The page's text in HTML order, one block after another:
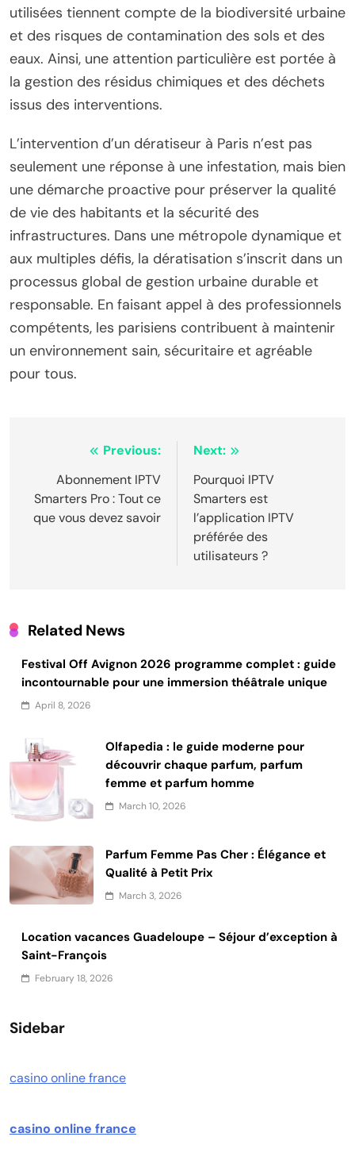
utilisées tiennent compte de la biodiversité urbaine
et des risques de contamination des sols et des
eaux. Ainsi, une attention particulière est portée à
la gestion des résidus chimiques et des déchets
issus des interventions.
L’intervention d’un dératiseur à Paris n’est pas
seulement une réponse à une infestation, mais bien
une démarche proactive pour préserver la qualité
de vie des habitants et la sécurité des
infrastructures. Dans une métropole dynamique et
aux multiples défis, la dératisation s’inscrit dans un
processus global de gestion urbaine durable et
responsable. En faisant appel à des professionnels
compétents, les parisiens contribuent à maintenir
un environnement sain, sécuritaire et agréable
pour tous.
navigation
Previous:
Abonnement IPTV
Smarters Pro : Tout ce
que vous devez savoir
Next:
Pourquoi IPTV
Smarters est
l’application IPTV
préférée des
utilisateurs ?
Related News
Festival Off Avignon 2026 programme complet : guide
incontournable pour une immersion théâtrale unique
April 8, 2026
Olfapedia : le guide moderne pour
découvrir chaque parfum, parfum
femme et parfum homme
March 10, 2026
Parfum Femme Pas Cher : Élégance et
Qualité à Petit Prix
March 3, 2026
Location vacances Guadeloupe – Séjour d’exception à
Saint-François
February 18, 2026
Sidebar
casino online france
casino online france